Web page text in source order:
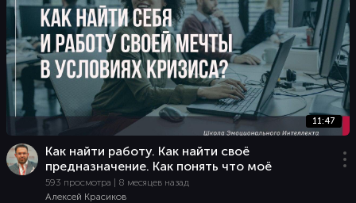
11:47
Как найти работу. Как найти своё
предназначение. Как понять что моё
593 просмотра | 8 месяцев назад
Алексей Красиков